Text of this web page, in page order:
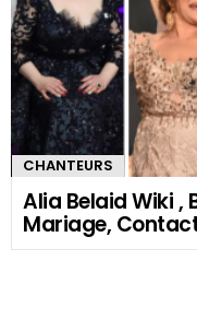
CHANTEURS
Alia Belaid Wiki ,
Mariage,